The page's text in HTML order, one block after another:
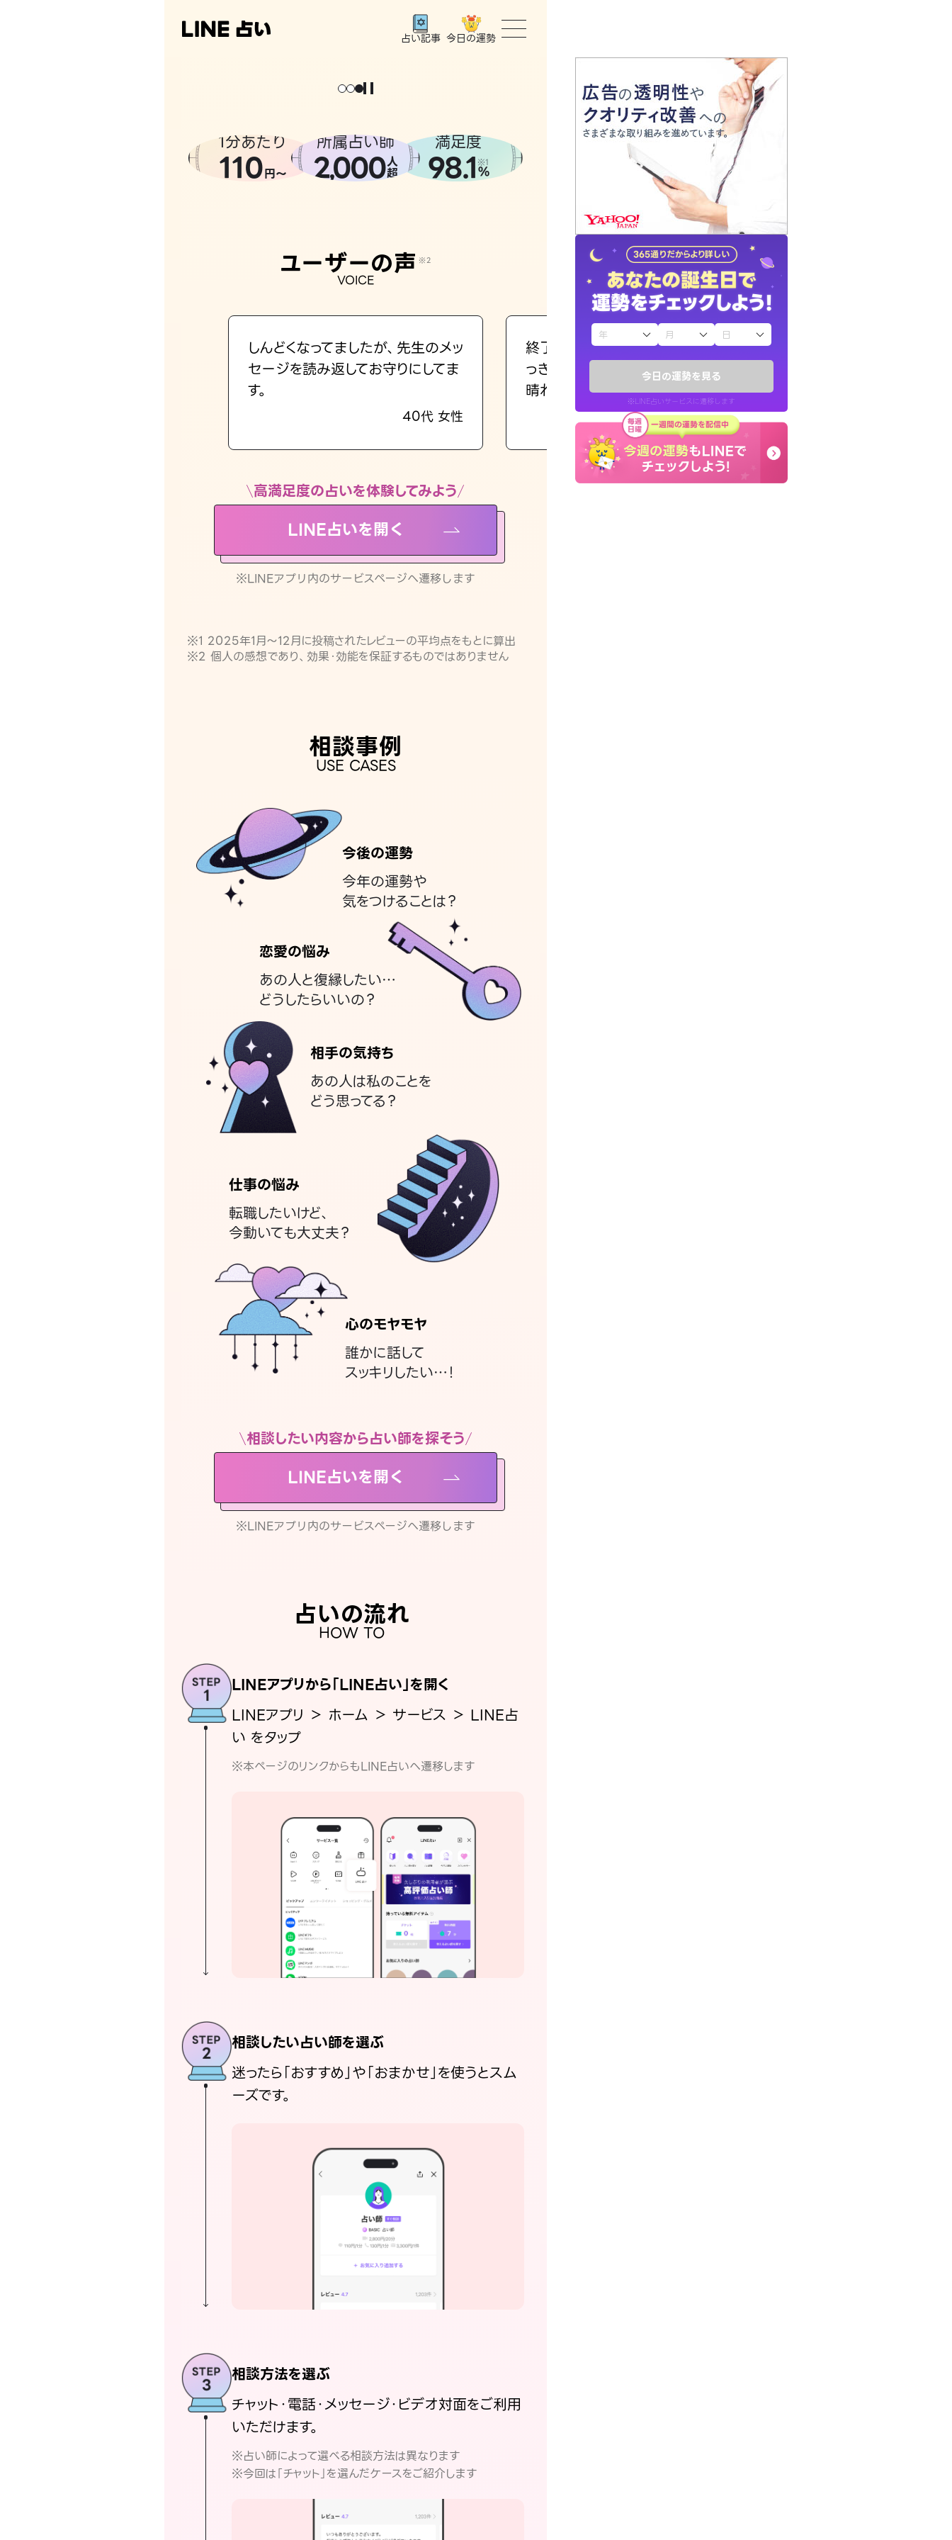
今日の運勢を見る
※LINE占いサービスに遷移します
占い記事 今日の運勢
トップ
ユーザーの声
占いの流れ
おすすめの占い師
よくある質問
えもじの子（占）12星座占い
お知らせ
1分あたり
110円〜
所属占い師
2,000人
超
満足度
98.1 ※1
%
ユーザーの声 ※2
VOICE
しんどくなってましたが、先生のメッ
セージを読み返してお守りにしてま
す。
40代 女性
終了後とても前向きな気持ちで、さ
っきまでの心のモヤが嘘のように
晴れました。
30代 女性
高満足度の占いを体験してみよう
LINE占いを開く
※LINEアプリ内のサービスページへ遷移します
※1 2025年1月〜12月に投稿されたレビューの平均点をもとに算出
※2 個人の感想であり、効果・効能を保証するものではありません
相談事例
USE CASES
今後の運勢
今年の運勢や
気をつけることは？
恋愛の悩み
あの人と復縁したい…
どうしたらいいの？
相手の気持ち
あの人は私のことを
どう思ってる？
仕事の悩み
転職したいけど、
今動いても大丈夫？
心のモヤモヤ
誰かに話して
スッキリしたい…！
相談したい内容から占い師を探そう
LINE占いを開く
※LINEアプリ内のサービスページへ遷移します
占いの流れ
HOW TO
LINEアプリから「LINE占い」を開く
LINEアプリ ＞ ホーム ＞ サービス ＞ LINE占
い をタップ
※本ページのリンクからもLINE占いへ遷移します
相談したい占い師を選ぶ
迷ったら「おすすめ」や「おまかせ」を使うとスム
ーズです。
相談方法を選ぶ
チャット・電話・メッセージ・ビデオ対面をご利用
いただけます。
※占い師によって選べる相談方法は異なります
※今回は「チャット」を選んだケースをご紹介します